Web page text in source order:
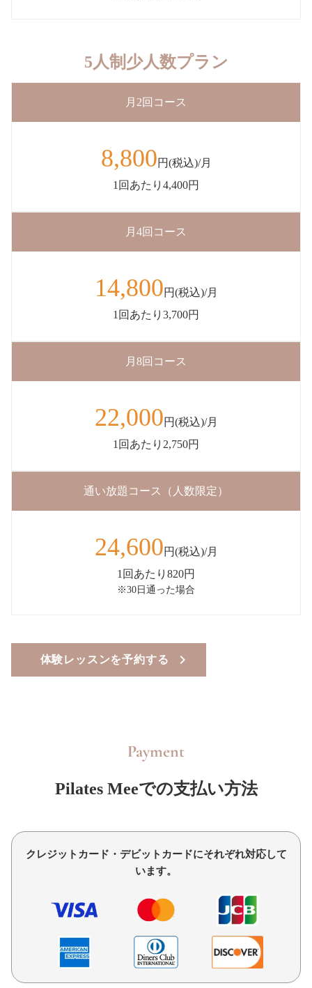
5人制少人数プラン
月2回コース
8,800円(税込)/月
1回あたり4,400円
月4回コース
14,800円(税込)/月
1回あたり3,700円
月8回コース
22,000円(税込)/月
1回あたり2,750円
通い放題コース（人数限定）
24,600円(税込)/月
1回あたり820円
※30日通った場合
体験レッスンを予約する
Payment
Pilates Meeでの支払い方法
クレジットカード・デビットカードにそれぞれ対応して
います。